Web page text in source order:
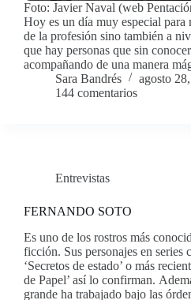
Foto: Javier Naval (web
Hoy es un día muy especial para
de la profesión sino también a
que hay personas que sin
acompañando de una manera
Sara Bandrés
agosto
144 comentarios
Entrevistas
FERNANDO SOTO
Es uno de los rostros más
ficción. Sus personajes en series
‘Secretos de estado’ o más
de Papel’ así lo confirman.
grande ha trabajado bajo las